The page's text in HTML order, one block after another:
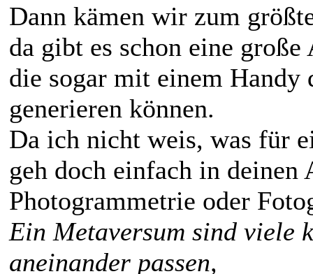
Dann kämen wir zum
da gibt es schon eine große
die sogar mit einem
generieren können.
Da ich nicht weis, was für
geh doch einfach in deinen
Photogrammetrie oder
Ein Metaversum sind viele
aneinander passen,